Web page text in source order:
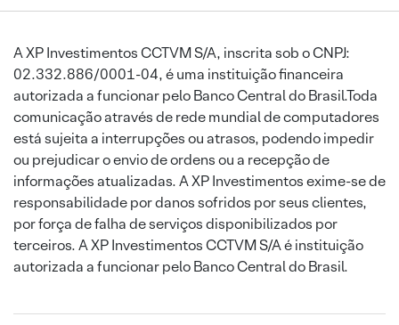
A XP Investimentos CCTVM S/A, inscrita sob o CNPJ:
02.332.886/0001-04, é uma instituição financeira
autorizada a funcionar pelo Banco Central do Brasil.Toda
comunicação através de rede mundial de computadores
está sujeita a interrupções ou atrasos, podendo impedir
ou prejudicar o envio de ordens ou a recepção de
informações atualizadas. A XP Investimentos exime-se de
responsabilidade por danos sofridos por seus clientes,
por força de falha de serviços disponibilizados por
terceiros. A XP Investimentos CCTVM S/A é instituição
autorizada a funcionar pelo Banco Central do Brasil.